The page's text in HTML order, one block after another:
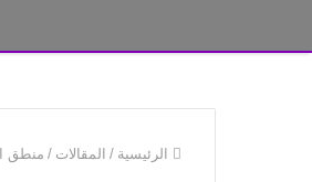
الرئيسية / المقالات / منطق